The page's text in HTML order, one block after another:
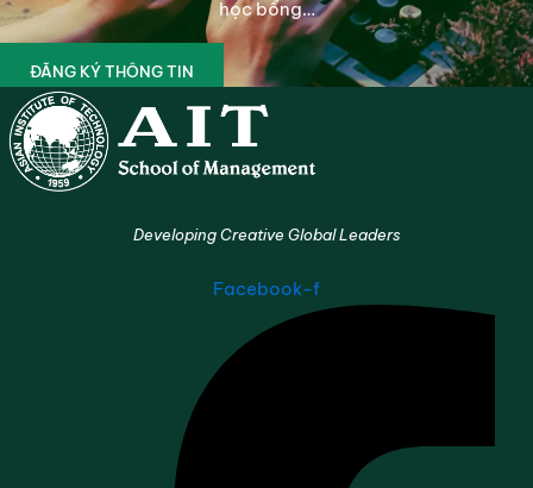
học bổng…
ĐĂNG KÝ THÔNG TIN
Developing Creative Global Leaders
Facebook-f